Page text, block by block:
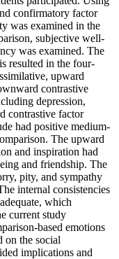
confirmatory factor
was examined in the
subjective well-
was examined. The
resulted in the four-
upward
contrastive
depression,
contrastive factor
had positive medium-
The upward
and inspiration had
and friendship. The
pity, and sympathy
internal consistencies
which
current study
based emotions
on the social
implications and